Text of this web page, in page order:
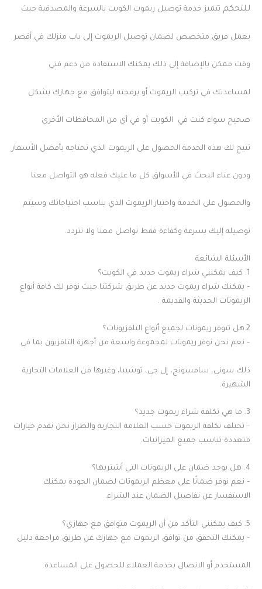
للتحكم تتميز خدمة توصيل ريموت الكويت بالسرعة والمصدقية حيث
يعمل فريق متخصص لضمان توصيل الريموت إلى باب منزلك في أقصر
وقت ممكن بالإضافة إلى ذلك يمكنك الاستفادة من دعم فني
لمساعدتك في تركيب الريموت أو برمجته ليتوافق مع جهازك بشكل
صحيح سواء كنت في الكويت أو في أي من المحافظات الأخرى
تتيح لك هذه الخدمة الحصول على الريموت الذي تحتاجه بأفضل الأسعار
ودون عناء البحث في الأسواق كل ما عليك فعله هو التواصل معنا
والحصول على الخدمة واختيار الريموت الذي يناسب احتياجاتك وسيتم
توصيله إليك بسرعة وكفاءة فقط تواصل معنا ولا تتردد.
الأسئلة الشائعة
1. كيف يمكنني شراء ريموت جديد في الكويت؟
– يمكنك شراء ريموت جديد عن طريق شركتنا حيث نوفر لك كافة أنواع
الريموتات الحديثة والقديمة .
2.هل تتوفر ريموتات لجميع أنواع التلفزيونات؟
– نعم نحن نوفر ريموتات لمجموعة واسعة من أجهزة التلفزيون بما في
ذلك سوني، سامسونج، إل جي، توشيبا، وغيرها من العلامات التجارية
الشهيرة.
3. ما هي تكلفة شراء ريموت جديد؟
– تختلف تكلفة الريموت حسب العلامة التجارية والطراز نحن نقدم خيارات
متعددة تناسب جميع الميزانيات.
4. هل يوجد ضمان على الريموتات التي أشتريها؟
– نعم نوفر ضمانًا على معظم الريموتات لضمان الجودة يمكنك
الاستفسار عن تفاصيل الضمان عند الشراء.
5. كيف يمكنني التأكد من أن الريموت متوافق مع جهازي؟
– يمكنك التحقق من توافق الريموت مع جهازك عن طريق مراجعة دليل
المستخدم أو الاتصال بخدمة العملاء للحصول على المساعدة.